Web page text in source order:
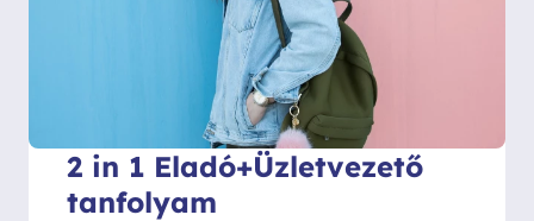
2 in 1 Eladó+Üzletvezető
tanfolyam